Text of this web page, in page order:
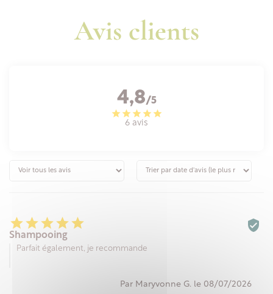
Avis clients
4,8/5
6 avis

Shampooing
Parfait également, je recommande

Par Maryvonne G. le 08/07/2026